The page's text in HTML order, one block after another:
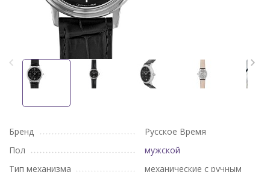
Бренд
Русское Время
Пол
мужской
Тип механизма
механические с ручным